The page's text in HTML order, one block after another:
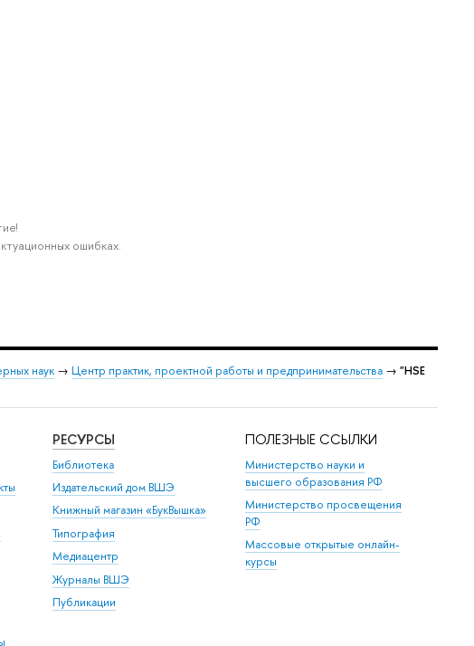
ошибках.
наук → Центр практик, проектной работы и предпринимательства → "HSE
РЕСУРСЫ
Библиотека
Издательский дом ВШЭ
Книжный магазин «БукВышка»
Типография
Медиацентр
Журналы ВШЭ
Публикации
ПОЛЕЗНЫЕ ССЫЛКИ
Министерство науки и
высшего образования РФ
Министерство просвещения
РФ
Массовые открытые онлайн-
курсы